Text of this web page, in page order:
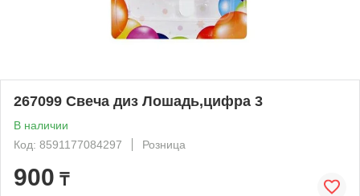
267099 Свеча диз Лошадь,цифра 3
В наличии
Код: 8591177084297
Розница
900 ₸